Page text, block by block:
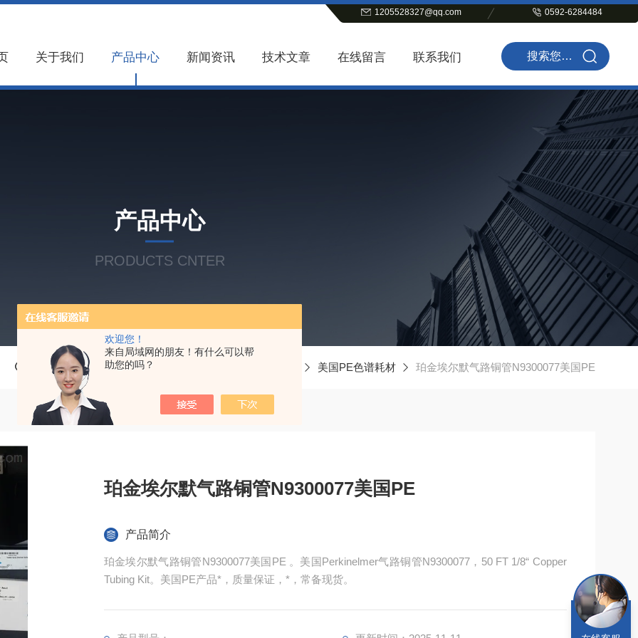
欢迎您！
来自局域网的朋友！有什么可以帮
助您的吗？
1205528327@qq.com 0592-6284484
关于我们 产品中心 新闻资讯 技术文章 在线留言 联系我们
产品中心
PRODUCTS CNTER
当前位置：首页 产品中心 美国PE色谱耗材 珀金埃尔默气路铜管N9300077美国PE
珀金埃尔默气路铜管N9300077美国PE
产品简介
珀金埃尔默气路铜管N9300077美国PE 。美国Perkinelmer气路铜管N9300077，50 FT 1/8“ Copper
Tubing Kit。美国PE产品*，质量保证，*，常备现货。